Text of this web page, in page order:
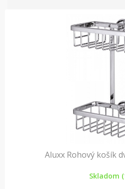
Aluxx Rohový košík
Skladom